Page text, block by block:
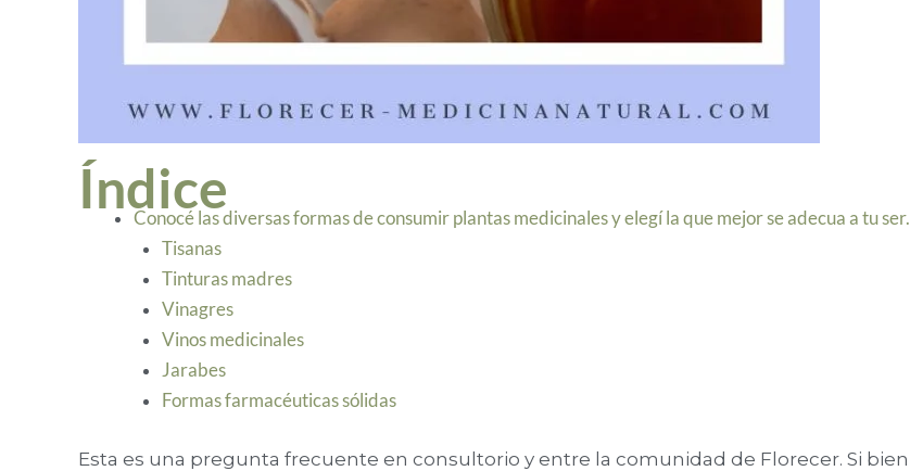
Índice
Conocé las diversas formas de consumir plantas medicinales y elegí la que mejor se adecua a tu ser.
Tisanas
Tinturas madres
Vinagres
Vinos medicinales
Jarabes
Formas farmacéuticas sólidas
Esta es una pregunta frecuente en consultorio y entre la comunidad de Florecer. Si bien